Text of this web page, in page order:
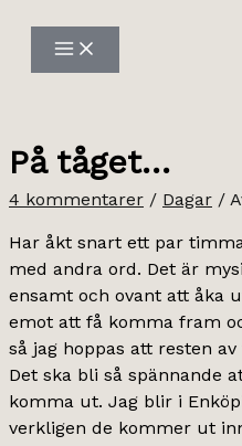
innehåll
På tåget…
4 kommentarer / Dagar /
Har åkt snart ett par
med andra ord. Det är
ensamt och ovant att åka
emot att få komma fram
så jag hoppas att resten
Det ska bli så spännande
komma ut. Jag blir i
verkligen de kommer ut